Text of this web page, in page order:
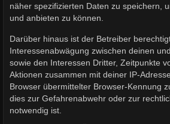
näher spezifizierten Daten zu speichern,
und anbieten zu können.
Darüber hinaus ist der Betreiber
Interessenabwägung zwischen deinen
sowie den Interessen Dritter, Zeitpunkte
Aktionen zusammen mit deiner IP-
Browser übermittelter Browser-Kennung
dies zur Gefahrenabwehr oder zur
notwendig ist.